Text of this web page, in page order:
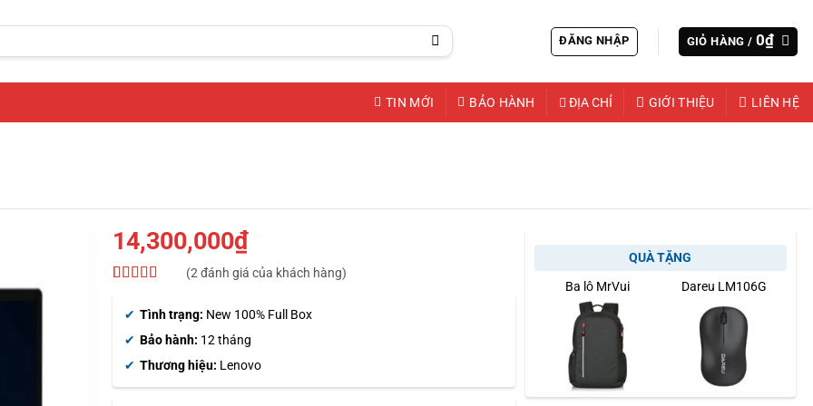
ĐĂNG NHẬP GIỎ HÀNG / 0₫
TIN MỚI BẢO HÀNH ĐỊA CHỈ GIỚI THIỆU LIÊN HỆ
14,300,000₫
trên đánh
giá
(2đánh giá của khách hàng)
Tình trạng: New 100% Full Box
Bảo hành: 12 tháng
Thương hiệu: Lenovo
QUÀ TẶNG
Ba lô MrVui
Dareu LM106G